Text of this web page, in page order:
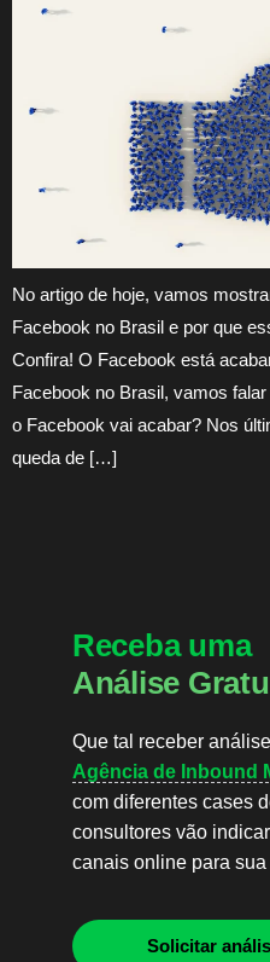
No artigo de hoje, vamos
Facebook no Brasil e por que
Confira! O Facebook está
Facebook no Brasil, vamos
o Facebook vai acabar? Nos
queda de […]
Receba uma
Análise
Que tal receber
Agência de Inbound
com diferentes cases
consultores vão
canais online para
Solicitar